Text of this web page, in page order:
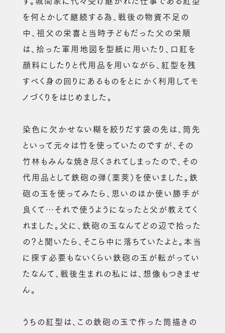
を何とかして継続する為、戦後の物資不足の
中、祖父の栄喜と当時子どもだった父の栄順
は、拾った軍用地図を型紙に用いたり、口紅を
顔料にしたりと代用品を用いながら、紅型を残
すべく身の回りにあるものをとにかく利用してモ
ノづくりをはじめました。
染色に欠かせない糊を絞りだす袋の先は、筒先
といって元々は竹を使っていたのですが、その
竹林もみんな焼き尽くされてしまったので、その
代用品として鉄砲の弾（薬莢）を使いました。鉄
砲の玉を使ってみたら、思いのほか使い勝手が
良くて…それで使うようになったと父が教えてく
れました。父に、鉄砲の玉なんてどの辺で拾った
の？と聞いたら、そこら中に落ちていたよと。本当
に探す必要もないくらい鉄砲の玉が転がってい
たなんて、戦後生まれの私には、想像もつきませ
ん。
うちの紅型は、この鉄砲の玉で作った筒描きの